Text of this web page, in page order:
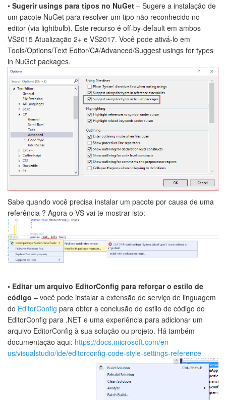
• Sugerir usings para tipos no NuGet – Sugere a instalação de
um pacote NuGet para resolver um tipo não reconhecido no
editor (via lightbulb). Este recurso é off-by-default em ambos
VS2015 Atualização 2+ e VS2017. Você pode ativá-lo em
Tools/Options/Text Editor/C#/Advanced/Suggest usings for types
in NuGet packages.
Sabe quando você precisa instalar um pacote por causa de uma
referência ? Agora o VS vai te mostrar isto:
• Editar um arquivo EditorConfig para reforçar o estilo de
código – você pode instalar a extensão de serviço de linguagem
do EditorConfig para obter a conclusão do estilo de código do
EditorConfig para .NET e uma experiência para adicionar um
arquivo EditorConfig à sua solução ou projeto. Há também
documentação aqui: https://docs.microsoft.com/en-
us/visualstudio/ide/editorconfig-code-style-settings-reference